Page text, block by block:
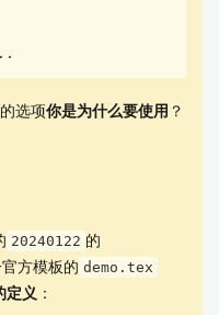
electronic repor
Adobe PDF electroni
in English, with
的选项你是为什么要使用 ？
20240122 的
方模板的 demo.tex
定义 ：